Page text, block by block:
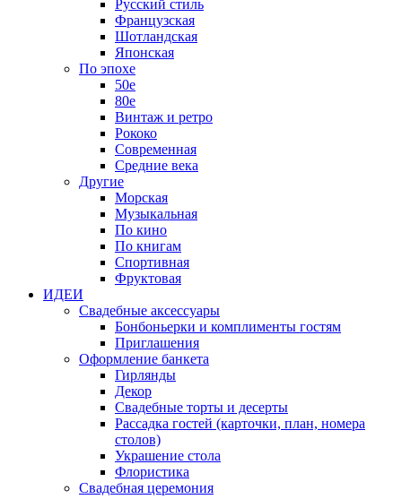
Русский стиль
Французская
Шотландская
Японская
По эпохе
50е
80е
Винтаж и ретро
Рококо
Современная
Средние века
Другие
Морская
Музыкальная
По кино
По книгам
Спортивная
Фруктовая
ИДЕИ
Свадебные аксессуары
Бонбоньерки и комплименты гостям
Приглашения
Оформление банкета
Гирлянды
Декор
Свадебные торты и десерты
Рассадка гостей (карточки, план, номера
столов)
Украшение стола
Флористика
Свадебная церемония